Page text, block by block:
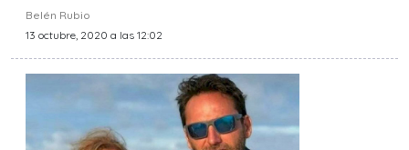
Belén Rubio
13 octubre, 2020 a las 12:02